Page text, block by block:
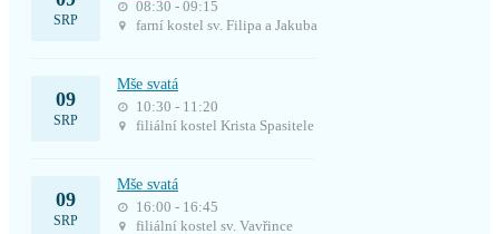
SRP
08:30 - 09:15
farní kostel sv. Filipa a Jakuba
09
SRP
Mše svatá
10:30 - 11:20
filiální kostel Krista Spasitele
09
SRP
Mše svatá
16:00 - 16:45
filiální kostel sv. Vavřince